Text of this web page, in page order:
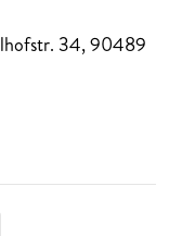
34,90489